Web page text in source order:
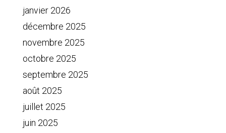
janvier 2026
décembre 2025
novembre 2025
octobre 2025
septembre 2025
août 2025
juillet 2025
juin 2025